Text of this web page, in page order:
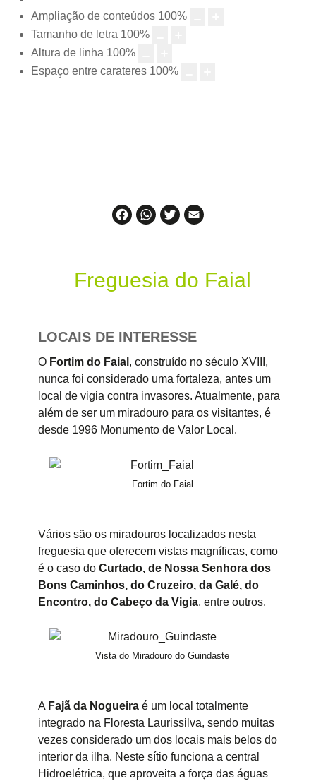
Ampliação de conteúdos 100%
Tamanho de letra 100%
Altura de linha 100%
Espaço entre carateres 100%
FacebookWhatsApp
Twitter
Freguesia do Faial
LOCAIS DE INTERESSE
O Fortim do Faial , construído no século XVIII,
nunca foi considerado uma fortaleza, antes um
local de vigia contra invasores. Atualmente, para
além de ser um miradouro para os visitantes, é
desde 1996 Monumento de Valor Local.
Fortim do Faial
Vários são os miradouros localizados nesta
freguesia que oferecem vistas magníficas, como
é o caso do Curtado, de Nossa Senhora dos
Bons Caminhos, do Cruzeiro, da Galé, do
Encontro, do Cabeço da Vigia, entre outros.
Vista do Miradouro do Guindaste
A Fajã da Nogueira é um local totalmente
integrado na Floresta Laurissilva, sendo muitas
vezes considerado um dos locais mais belos do
interior da ilha. Neste sítio funciona a central
Hidroelétrica, que aproveita a força das águas